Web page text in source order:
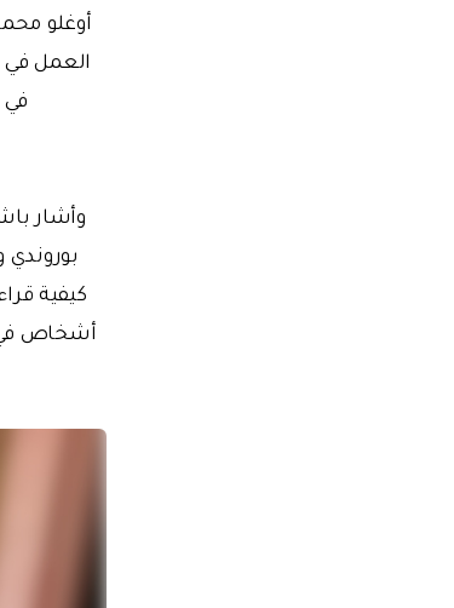
أوغلو
في
وأشار
أشخاص في